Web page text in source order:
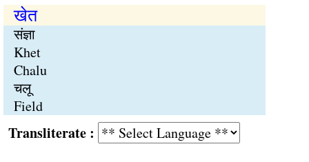
खेत
संज्ञा
Khet
Chalu
चलू
Field
: